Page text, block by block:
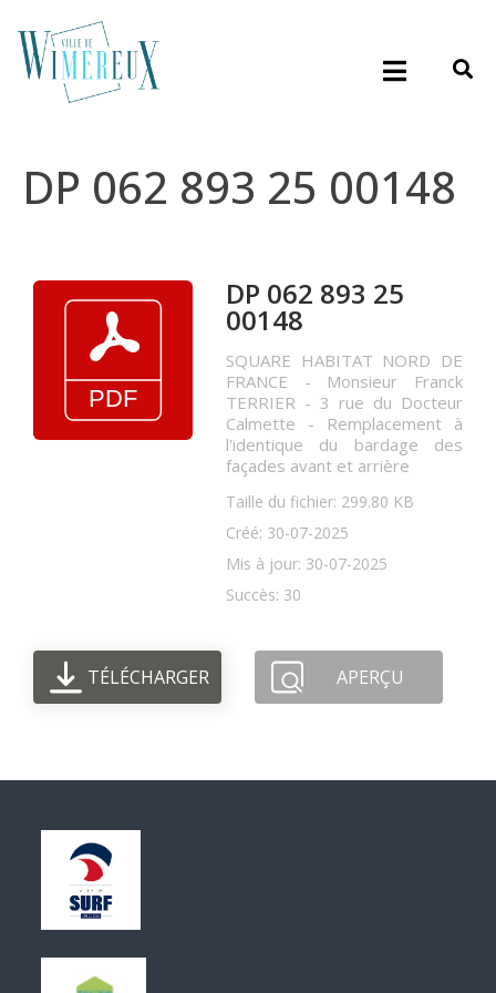
DP 062 893 25 00148
DP 062 893 25
00148
SQUARE HABITAT NORD DE
FRANCE - Monsieur Franck
TERRIER - 3 rue du Docteur
Calmette - Remplacement à
l'identique du bardage des
façades avant et arrière
Taille du fichier: 299.80 KB
Créé: 30-07-2025
Mis à jour: 30-07-2025
Succès: 30
TÉLÉCHARGER APERÇU